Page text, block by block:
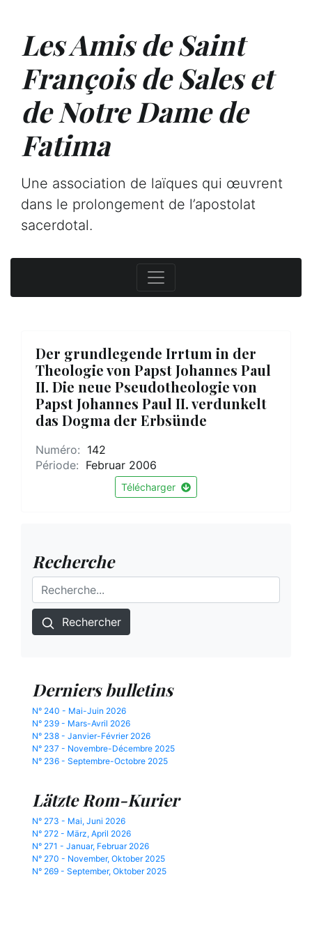
Les Amis de Saint
François de Sales et
de Notre Dame de
Fatima
Une association de laïques qui œuvrent
dans le prolongement de l’apostolat
sacerdotal.
Der grundlegende Irrtum in der
Theologie von Papst Johannes Paul
II. Die neue Pseudotheologie von
Papst Johannes Paul II. verdunkelt
das Dogma der Erbsünde
Numéro: 142
Période: Februar 2006
Télécharger
Recherche
Rechercher
Derniers bulletins
N° 240 - Mai-Juin 2026
N° 239 - Mars-Avril 2026
N° 238 - Janvier-Février 2026
N° 237 - Novembre-Décembre 2025
N° 236 - Septembre-Octobre 2025
Lätzte Rom-Kurier
N° 273 - Mai, Juni 2026
N° 272 - März, April 2026
N° 271 - Januar, Februar 2026
N° 270 - November, Oktober 2025
N° 269 - September, Oktober 2025